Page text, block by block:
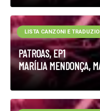
PATROAS, EP1
MARÍLIA MENDONÇA,
LISTA CANZONI E